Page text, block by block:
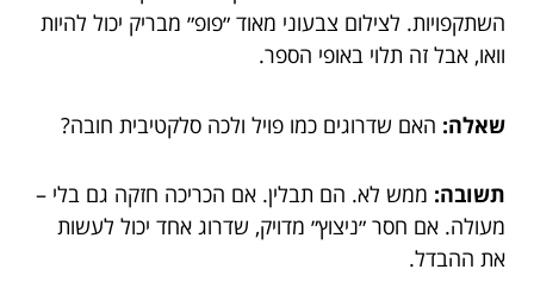
השתקפויות. לצילום צבעוני מאוד ״פופ״ מבריק יכול להיות
וואו, אבל זה תלוי באופי הספר.
שאלה: האם שדרוגים כמו פויל ולכה סלקטיבית חובה?
תשובה: ממש לא. הם תבלין. אם הכריכה חזקה גם בלי –
מעולה. אם חסר ״ניצוץ״ מדויק, שדרוג אחד יכול לעשות
את ההבדל.